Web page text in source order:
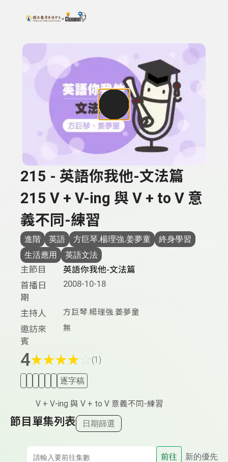
上方功能區塊
搜尋關鍵字：可輸入節目名稱、主持人或關鍵字
215 - 英語你我他-文法篇
215 V + V-ing 與 V + to V 意
義不同-練習
進階 英語 方巨琴.楊理強.姜夢童
終身學習
生活應用
英語文法
主節目
英語你我他-文法篇
首播日
期
2008-10-18
主持人 方巨琴.楊理強.姜夢童
邀訪來
賓
無
4★★★★ (1)
逐字稿
V + V-ing 與 V + to V 意義不同-練習
節目單集列表 日期篩選
前往 新的優先